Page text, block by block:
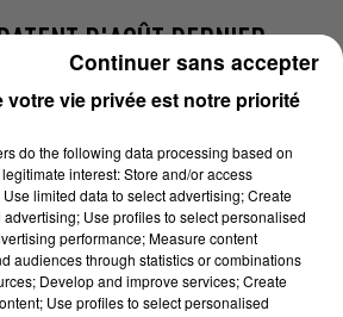
D'AOÛT DERNIER.
déférés au palais de justice de
examen ce jeudi 27 mai 2021
en réunion et vol en
d'avoir tabassé un jeune homme
le 15 août dernier, à la
votre vie privée est notre priorité
do the following data processing based on
interest: Store and/or access
limited data to select advertising; Create
Use profiles to select personalised
performance; Measure content
audiences through statistics or combinations
Develop and improve services; Create
Use profiles to select personalised
Continuer sans accepter